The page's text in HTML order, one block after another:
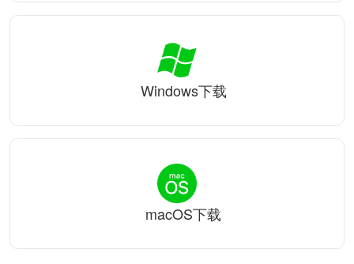
Windows下载
macOS下载